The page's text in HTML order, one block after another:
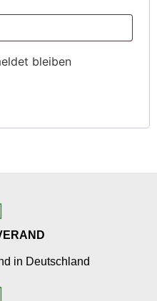
bleiben
in Deutschland